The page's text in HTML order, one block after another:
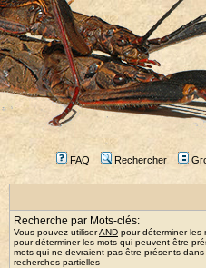
FAQ Rechercher
Recherche par Mots-clés:
Vous pouvez utiliserAND pour déterminer
pour déterminer les mots qui peuvent être
mots qui ne devraient pas être présents
recherches partielles